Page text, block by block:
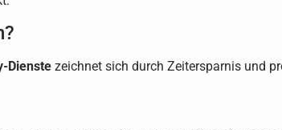
Dienste zeichnet sich durch Zeitersparnis und